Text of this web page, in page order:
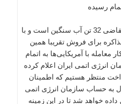
رسیده
وی افزود: کشور آمریکا متقاضی 32 تن آب سنگین است و با
برای فروش تقریبا همین
با آمریکایی‌ها به اتمام
انرژی اتمی ایران اعلام کرده
منتظر هستیم که اطمینان
به حساب سازمان انرژی اتمی
داده خواهد شد تا در این زمینه